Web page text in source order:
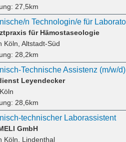
27,5km
für Hämostaseologie
Köln, Altstadt-Süd
28,2km
Technische Assistenz (m/w/d)
Leyendecker
28,6km
technischer Laborassistent
GmbH
Köln, Lindenthal